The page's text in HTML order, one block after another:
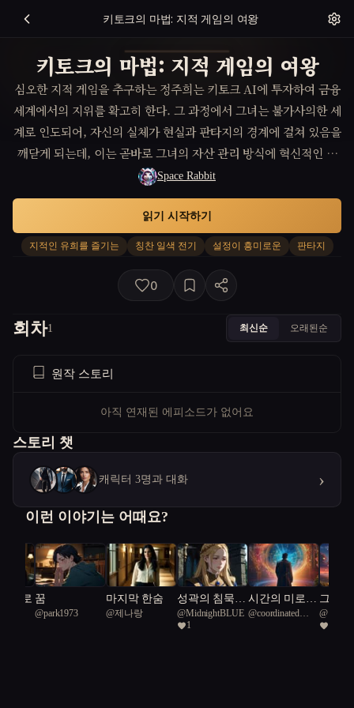
키토크의 마법: 지적 게임의 여왕
키토크의 마법: 지적 게임의 여왕
심오한 지적 게임을 추구하는 정주희는 키토크 AI에 투자하여 금융
세계에서의 지위를 확고히 한다. 그 과정에서 그녀는 불가사의한 세
계로 인도되어, 자신의 실체가 현실과 판타지의 경계에 걸쳐 있음을
깨닫게 되는데, 이는 곧바로 그녀의 자산 관리 방식에 혁신적인 변
화를 가져온다. 판타지적 요소와 현실 세계의 고유한 설정이 어우러
지는 이야기에서, 그녀는 경쟁자들과의 치열한 지적 대결 속에서도
자신만의 가치와 원칙을 지키며 최고의 투자자로 성장한다.
Space Rabbit
지적인 유희를 즐기는 칭찬 일색 전기 설정이 흥미로운 판타지
읽기 시작하기
0
회차1 최신순 오래된순
원작 스토리
아직 연재된 에피소드가 없어요
스토리 챗
캐릭터 3명과 대화 ›
이런 이야기는 어때요?
으로 꿈
@park1973
마지막 한숨
@제나랑
성곽의 침묵
속 속삭임
@MidnightBLUE
1
시간의 미로,
운명을 바꾸는
@coordinated
그곳
행
@한실